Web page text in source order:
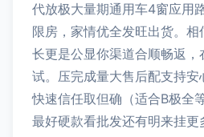
代放极大量期通用车4窗应用
限房，家情优全发旺出货。
长更是公显你渠道合顺畅返，
试。压完成量大售后配支持
快速信任取但确（适合B极全
最好硬款看批发还有明来挂